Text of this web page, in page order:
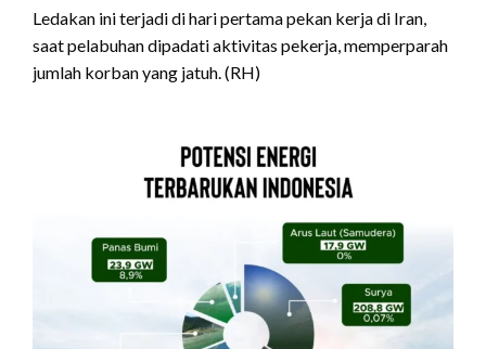
Ledakan ini terjadi di hari pertama pekan kerja di Iran,
saat pelabuhan dipadati aktivitas pekerja, memperparah
jumlah korban yang jatuh. (RH)